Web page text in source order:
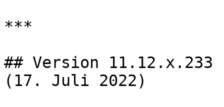
***
## Version 11.12.x.233
(17. Juli 2022)